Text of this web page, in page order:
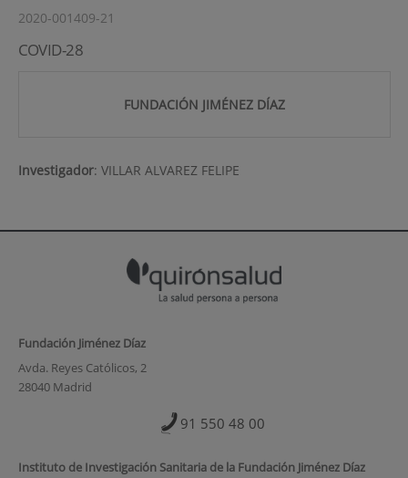
2020-001409-21
COVID-28
FUNDACIÓN JIMÉNEZ DÍAZ
Investigador: VILLAR ALVAREZ FELIPE
Fundación Jiménez Díaz
Avda. Reyes Católicos, 2
28040 Madrid
91 550 48 00
Instituto de Investigación Sanitaria de la Fundación Jiménez Díaz